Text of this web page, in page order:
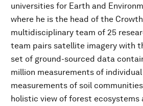
universities for Earth and
where he is the head of the
multidisciplinary team of 25
team pairs satellite imagery with
set of ground-sourced data
million measurements of
measurements of soil
holistic view of forest